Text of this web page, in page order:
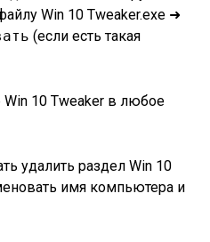
Win 10 Tweaker.exe ➜
(если есть такая
Win 10 Tweaker в любое
удалить раздел Win 10
имя компьютера и